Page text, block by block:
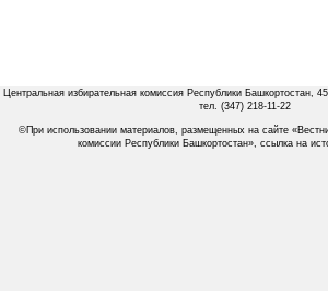
Центральная избирательная комиссия Республики Башкортостан,
тел. (347) 218-11-22
©При использовании материалов, размещенных на сайте
комиссии Республики Башкортостан», ссылка на